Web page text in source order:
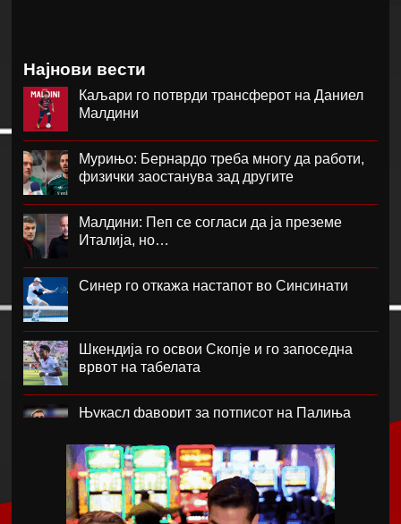
Најнови вести
Каљари го потврди трансферот на Даниел
Малдини
Мурињо: Бернардо треба многу да работи,
физички заостанува зад другите
Малдини: Пеп се согласи да ја преземе
Италија, но…
Синер го откажа настапот во Синсинати
Шкендија го освои Скопје и го запоседна
врвот на табелата
Њукасл фаворит за потписот на Палиња
Атланта Јунајтед фаворит за потписот на
Мората